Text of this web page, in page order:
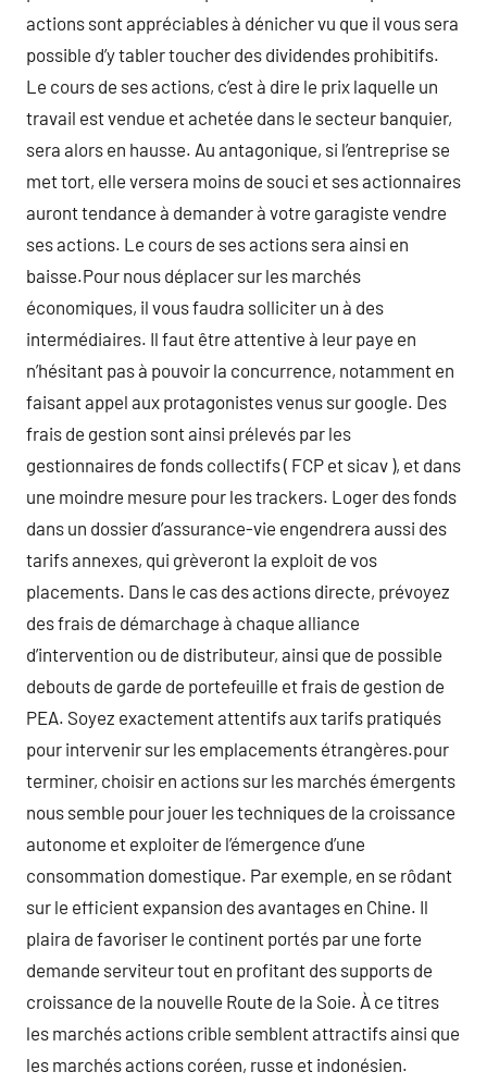
actions sont appréciables à dénicher vu que il vous sera
possible d’y tabler toucher des dividendes prohibitifs.
Le cours de ses actions, c’est à dire le prix laquelle un
travail est vendue et achetée dans le secteur banquier,
sera alors en hausse. Au antagonique, si l’entreprise se
met tort, elle versera moins de souci et ses actionnaires
auront tendance à demander à votre garagiste vendre
ses actions. Le cours de ses actions sera ainsi en
baisse.Pour nous déplacer sur les marchés
économiques, il vous faudra solliciter un à des
intermédiaires. Il faut être attentive à leur paye en
n’hésitant pas à pouvoir la concurrence, notamment en
faisant appel aux protagonistes venus sur google. Des
frais de gestion sont ainsi prélevés par les
gestionnaires de fonds collectifs ( FCP et sicav ), et dans
une moindre mesure pour les trackers. Loger des fonds
dans un dossier d’assurance-vie engendrera aussi des
tarifs annexes, qui grèveront la exploit de vos
placements. Dans le cas des actions directe, prévoyez
des frais de démarchage à chaque alliance
d’intervention ou de distributeur, ainsi que de possible
debouts de garde de portefeuille et frais de gestion de
PEA. Soyez exactement attentifs aux tarifs pratiqués
pour intervenir sur les emplacements étrangères.pour
terminer, choisir en actions sur les marchés émergents
nous semble pour jouer les techniques de la croissance
autonome et exploiter de l’émergence d’une
consommation domestique. Par exemple, en se rôdant
sur le efficient expansion des avantages en Chine. Il
plaira de favoriser le continent portés par une forte
demande serviteur tout en profitant des supports de
croissance de la nouvelle Route de la Soie. À ce titres
les marchés actions crible semblent attractifs ainsi que
les marchés actions coréen, russe et indonésien.